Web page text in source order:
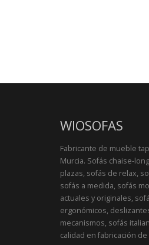
WIOSOFAS
Fabricante de mueble
Murcia. Sofás chaise-
plazas, sofás de relax,
sofás a medida, sofás
actuales y originales,
ergonómicos,
mecanismos, sofás
calidad en fabricación de